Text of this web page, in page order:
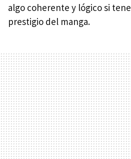
algo coherente y lógico si
prestigio del manga.